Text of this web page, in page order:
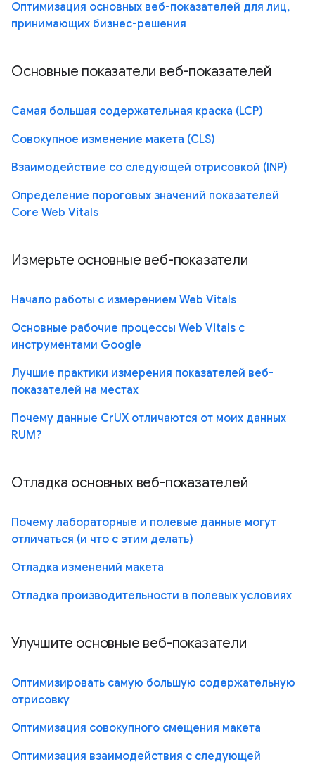
Оптимизация основных веб-показателей для лиц,
принимающих бизнес-решения
Основные показатели веб-показателей
Самая большая содержательная краска (LCP)
Совокупное изменение макета (CLS)
Взаимодействие со следующей отрисовкой (INP)
Определение пороговых значений показателей
Core Web Vitals
Измерьте основные веб-показатели
Начало работы с измерением Web Vitals
Основные рабочие процессы Web Vitals с
инструментами Google
Лучшие практики измерения показателей веб-
показателей на местах
Почему данные CrUX отличаются от моих данных
RUM?
Отладка основных веб-показателей
Почему лабораторные и полевые данные могут
отличаться (и что с этим делать)
Отладка изменений макета
Отладка производительности в полевых условиях
Улучшите основные веб-показатели
Оптимизировать самую большую содержательную
отрисовку
Оптимизация совокупного смещения макета
Оптимизация взаимодействия с следующей